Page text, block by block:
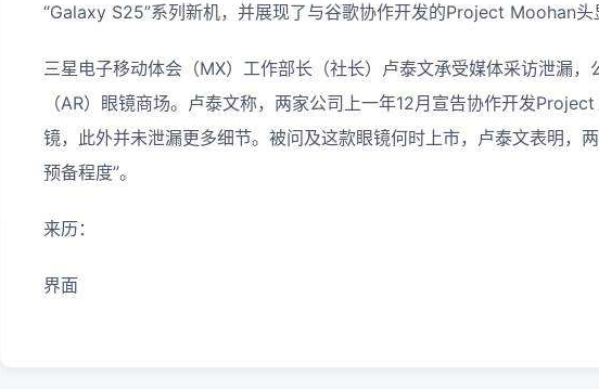
“Galaxy S25”系列新机，并展现了与谷歌协作开发的Project Moohan头
三星电子移动体会（MX）工作部长（社长）卢泰文承受媒体采访泄漏
（AR）眼镜商场。卢泰文称，两家公司上一年12月宣告协作开发
镜，此外并未泄漏更多细节。被问及这款眼镜何时上市，卢泰文表明，
预备程度”。
来历：
界面